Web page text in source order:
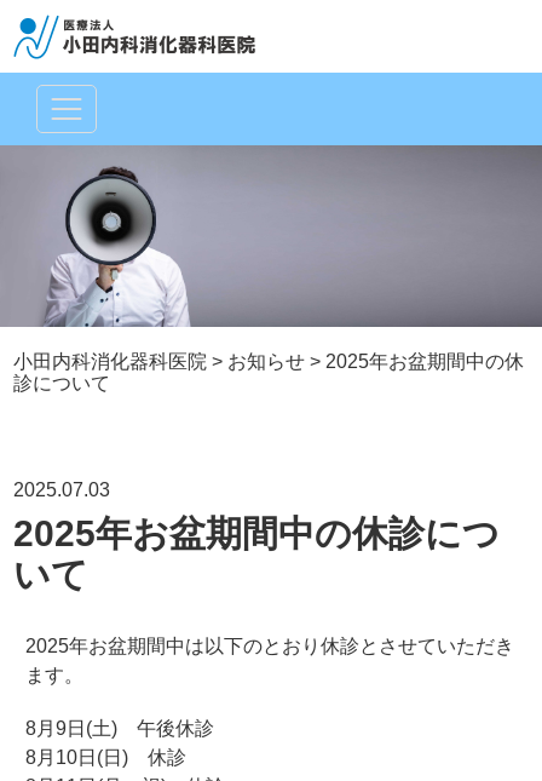
小田内科消化器科医院 > お知らせ > 2025年お盆期間中の休
診について
2025.07.03
2025年お盆期間中の休診につ
いて
2025年お盆期間中は以下のとおり休診とさせていただき
ます。
8月9日(土) 午後休診
8月10日(日) 休診